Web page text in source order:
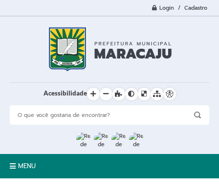
Login / Cadastro
Acessibilidade
MENU